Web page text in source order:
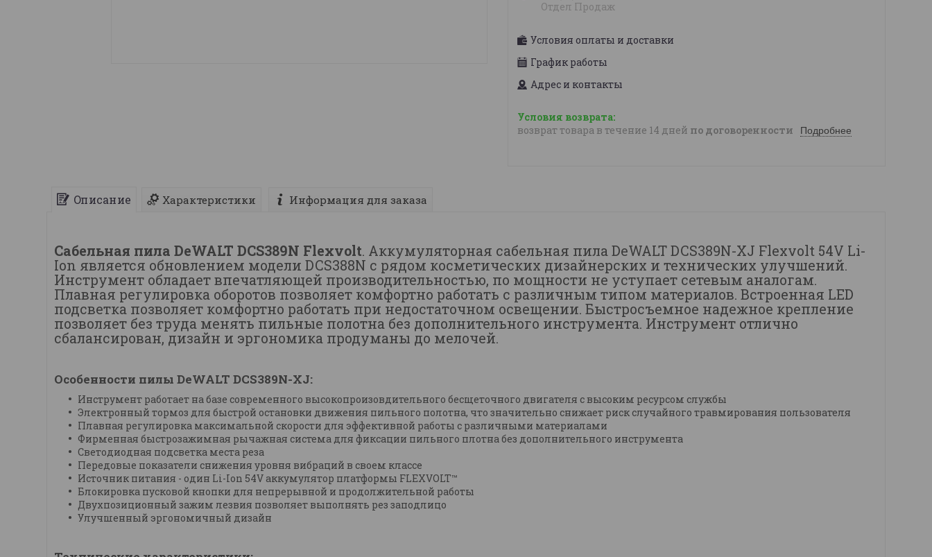
Отдел Продаж
Условия оплаты и доставки
График работы
Адрес и контакты
возврат товара в течение 14 дней по договоренности Подробнее
Описание Характеристики Информация для заказа
Сабельная пила DeWALT DCS389N Flexvolt. Аккумуляторная сабельная пила DeWALT DCS389N-XJ Flexvolt 54V Li-
Ion является обновлением модели DCS388N с рядом косметических дизайнерских и технических улучшений.
Инструмент обладает впечатляющей производительностью, по мощности не уступает сетевым аналогам.
Плавная регулировка оборотов позволяет комфортно работать с различным типом материалов. Встроенная LED
подсветка позволяет комфортно работать при недостаточном освещении. Быстросъемное надежное крепление
позволяет без труда менять пильные полотна без дополнительного инструмента. Инструмент отлично
сбалансирован, дизайн и эргономика продуманы до мелочей.
Особенности пилы DeWALT DCS389N-XJ:
Инструмент работает на базе современного высокопроизовдительного бесщеточного двигателя с высоким ресурсом службы
Электронный тормоз для быстрой остановки движения пильного полотна, что значительно снижает риск случайного травмирования пользователя
Плавная регулировка максимальной скорости для эффективной работы с различными материалами
Фирменная быстрозажимная рычажная система для фиксации пильного плотна без дополнительного инструмента
Светодиодная подсветка места реза
Передовые показатели снижения уровня вибраций в своем классе
Источник питания - один Li-Ion 54V аккумулятор платформы FLEXVOLT™
Блокировка пусковой кнопки для непрерывной и продолжительной работы
Двухпозиционный зажим лезвия позволяет выполнять рез заподлицо
Улучшенный эргономичный дизайн